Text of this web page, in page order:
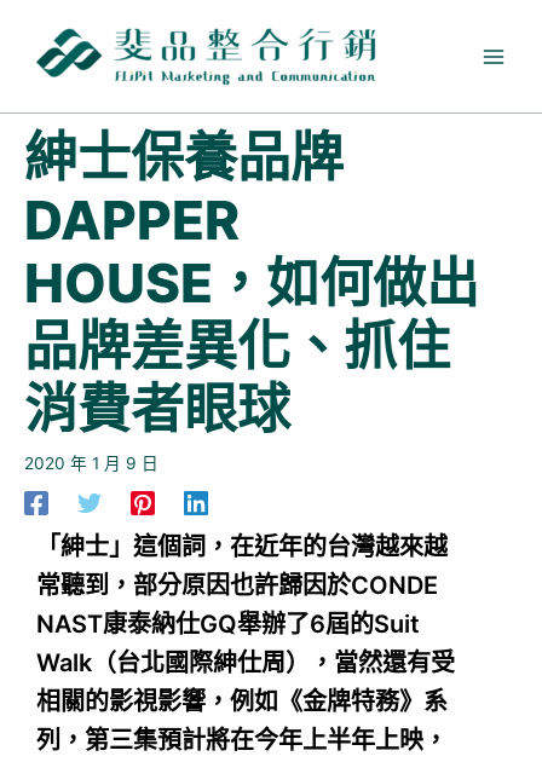
內
紳士保養品牌
DAPPER
HOUSE，如何做出
品牌差異化、抓住
消費者眼球
2020 年 1 月 9 日
「紳士」這個詞，在近年的台灣越來越
常聽到，部分原因也許歸因於CONDE
NAST康泰納仕GQ舉辦了6屆的Suit
Walk（台北國際紳仕周），當然還有受
相關的影視影響，例如《金牌特務》系
列，第三集預計將在今年上半年上映，